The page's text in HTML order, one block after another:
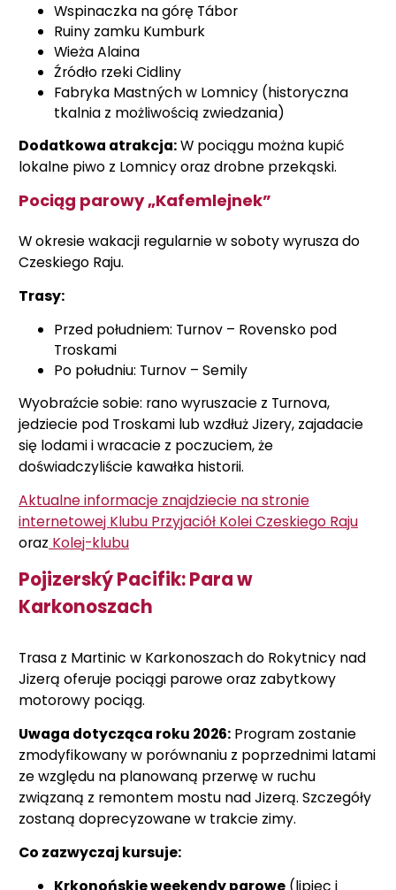
Wspinaczka na górę Tábor
Ruiny zamku Kumburk
Wieża Alaina
Źródło rzeki Cidliny
Fabryka Mastných w Lomnicy (historyczna
tkalnia z możliwością zwiedzania)
Dodatkowa atrakcja:W pociągu można kupić
lokalne piwo z Lomnicy oraz drobne przekąski.
Pociąg parowy „Kafemlejnek”
W okresie wakacji regularnie w soboty wyrusza do
Czeskiego Raju.
Trasy:
Przed południem: Turnov – Rovensko pod
Troskami
Po południu: Turnov – Semily
Wyobraźcie sobie: rano wyruszacie z Turnova,
jedziecie pod Troskami lub wzdłuż Jizery, zajadacie
się lodami i wracacie z poczuciem, że
doświadczyliście kawałka historii.
Aktualne informacje znajdziecie na stronie
internetowej Klubu Przyjaciół Kolei Czeskiego Raju
oraz Kolej-klubu
Pojizerský Pacifik: Para w
Karkonoszach
Trasa z Martinic w Karkonoszach do Rokytnicy nad
Jizerą oferuje pociągi parowe oraz zabytkowy
motorowy pociąg.
Uwaga dotycząca roku 2026: Program zostanie
zmodyfikowany w porównaniu z poprzednimi latami
ze względu na planowaną przerwę w ruchu
związaną z remontem mostu nad Jizerą. Szczegóły
zostaną doprecyzowane w trakcie zimy.
Co zazwyczaj kursuje:
Krkonońskie weekendy parowe (lipiec i